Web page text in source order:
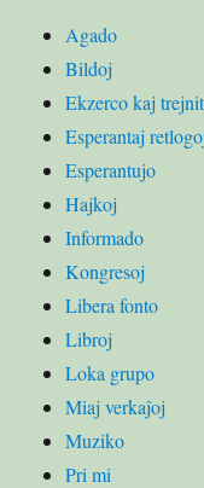
Agado
Bildoj
Ekzerco kaj
Esperantaj
Esperantujo
Hajkoj
Informado
Kongresoj
Libera fonto
Libroj
Loka grupo
Miaj verkaĵoj
Muziko
Pri mi